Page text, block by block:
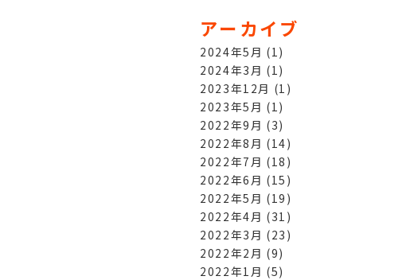
アーカイブ
2024年5月 (1)
2024年3月 (1)
2023年12月 (1)
2023年5月 (1)
2022年9月 (3)
2022年8月 (14)
2022年7月 (18)
2022年6月 (15)
2022年5月 (19)
2022年4月 (31)
2022年3月 (23)
2022年2月 (9)
2022年1月 (5)